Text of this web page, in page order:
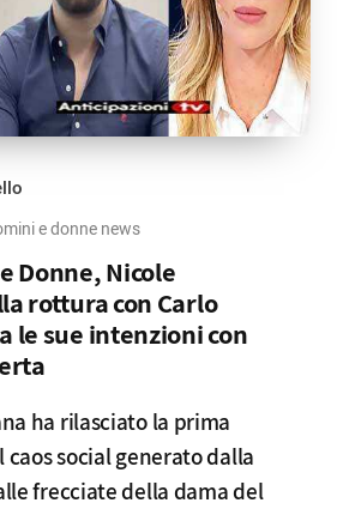
e donne news
Donne, Nicole
rottura con Carlo
le sue intenzioni con
ha rilasciato la prima
social generato dalla
frecciate della dama del